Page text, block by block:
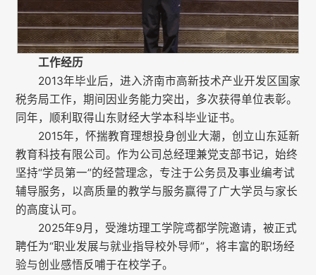
工作经历
2013年毕业后，进入济南市高新技术产业开发区国家
税务局工作，期间因业务能力突出，多次获得单位表彰。
同年，顺利取得山东财经大学本科毕业证书。
2015年，怀揣教育理想投身创业大潮，创立山东延新
教育科技有限公司。作为公司总经理兼党支部书记，始终
坚持“学员第一”的经营理念，专注于公务员及事业编考试
辅导服务，以高质量的教学与服务赢得了广大学员与家长
的高度认可。
2025年9月，受潍坊理工学院鸢都学院邀请，被正式
聘任为“职业发展与就业指导校外导师”，将丰富的职场经
验与创业感悟反哺于在校学子。